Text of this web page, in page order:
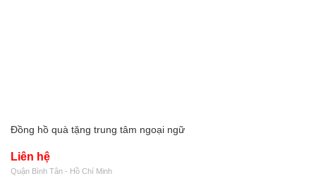
Đồng hồ quà tặng trung tâm ngoại ngữ
Liên hệ
Quận Bình Tân - Hồ Chí Minh